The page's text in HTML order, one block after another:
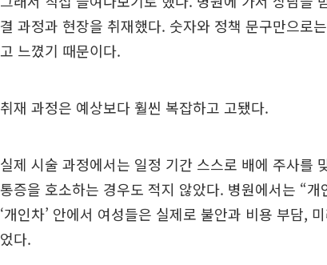
결 과정과 현장을 취재했다. 숫자와 정책 문구만으로
고 느꼈기 때문이다.
취재 과정은 예상보다 훨씬 복잡하고 고됐다.
실제 시술 과정에서는 일정 기간 스스로 배에 주사를
통증을 호소하는 경우도 적지 않았다. 병원에서는 “
‘개인차’ 안에서 여성들은 실제로 불안과 비용 부담,
었다.